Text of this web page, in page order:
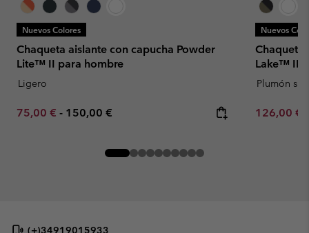
Nuevos Colores
Chaqueta aislante con capucha Powder
Lite™ II para hombre
Ligero
Minimum sale price:
75,00 € - Maximum price:
150,00 €
Nuevos
Chaqueta
Lake™ II
Plumón
Minimum
126,00 €
(+)34919015933